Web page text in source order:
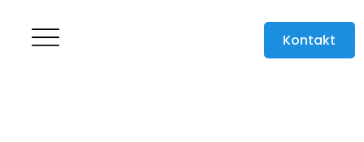
Kontakt